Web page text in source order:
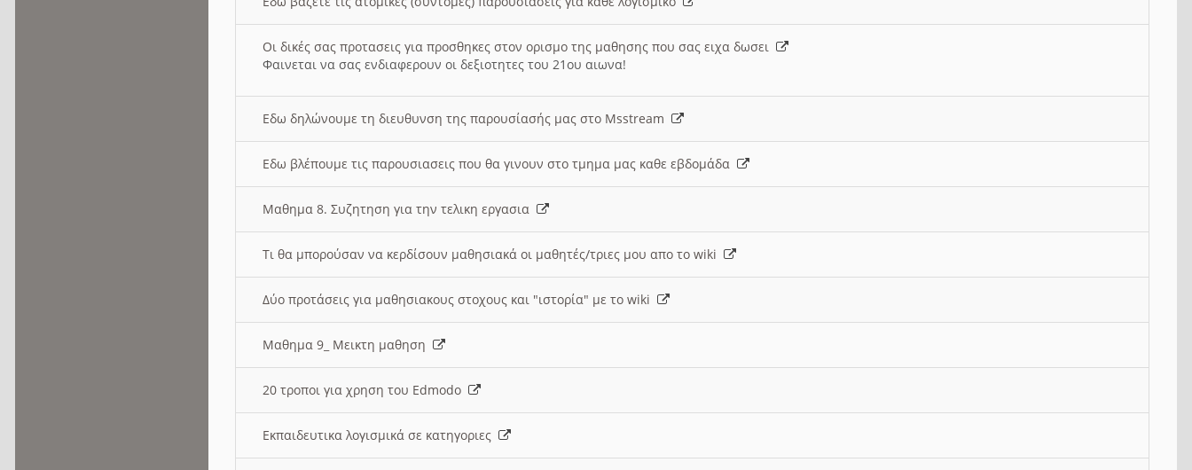
Οι δικές σας προτασεις για προσθηκες στον ορισμο της μαθησης που σας ειχα δωσει
Φαινεται να σας ενδιαφερουν οι δεξιοτητες του 21ου αιωνα!
Εδω δηλώνουμε τη διευθυνση της παρουσίασής μας στο Msstream
Εδω βλέπουμε τις παρουσιασεις που θα γινουν στο τμημα μας καθε εβδομάδα
Μαθημα 8. Συζητηση για την τελικη εργασια
Τι θα μπορούσαν να κερδίσουν μαθησιακά οι μαθητές/τριες μου απο το wiki
Δύο προτάσεις για μαθησιακους στοχους και "ιστορία" με το wiki
Μαθημα 9_ Μεικτη μαθηση
20 τροποι για χρηση του Edmodo
Εκπαιδευτικα λογισμικά σε κατηγοριες